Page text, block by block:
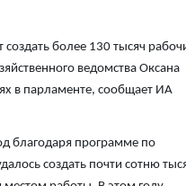
более 130 тысяч
ведомства Оксана
в парламенте, сообщает ИА
благодаря программе по
создать почти сотню